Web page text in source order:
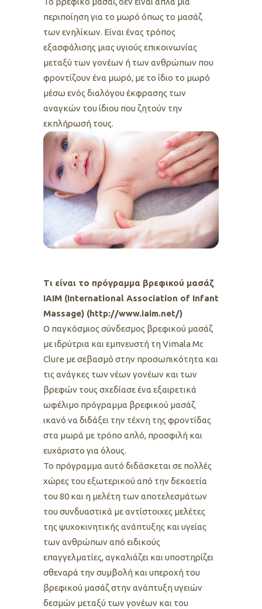
περιποίηση για το μωρό όπως το μασάζ
των ενηλίκων. Είναι ένας τρόπος
εξασφάλισης μιας υγιούς επικοινωνίας
μεταξύ των γονέων ή των ανθρώπων που
φροντίζουν ένα μωρό, με το ίδιο το μωρό
μέσω ενός διαλόγου έκφρασης των
αναγκών του ίδιου που ζητούν την
εκπλήρωσή τους.
Τι είναι το πρόγραμμα βρεφικού μασάζ
IAIM (International Association of Infant
Massage) (http://www.iaim.net/)
Ο παγκόσμιος σύνδεσμος βρεφικού μασάζ
με ιδρύτρια και εμπνευστή τη Vimala Mc
Clure με σεβασμό στην προσωπικότητα και
τις ανάγκες των νέων γονέων και των
βρεφών τους σχεδίασε ένα εξαιρετικά
ωφέλιμο πρόγραμμα βρεφικού μασάζ
ικανό να διδάξει την τέχνη της φροντίδας
στα μωρά με τρόπο απλό, προσφιλή και
ευχάριστο για όλους.
Το πρόγραμμα αυτό διδάσκεται σε πολλές
χώρες του εξωτερικού από την δεκαετία
του 80 και η μελέτη των αποτελεσμάτων
του συνδυαστικά με αντίστοιχες μελέτες
της ψυχοκινητικής ανάπτυξης και υγείας
των ανθρώπων από ειδικούς
επαγγελματίες, αγκαλιάζει και υποστηρίζει
σθεναρά την συμβολή και υπεροχή του
βρεφικού μασάζ στην ανάπτυξη υγειών
δεσμών μεταξύ των γονέων και του